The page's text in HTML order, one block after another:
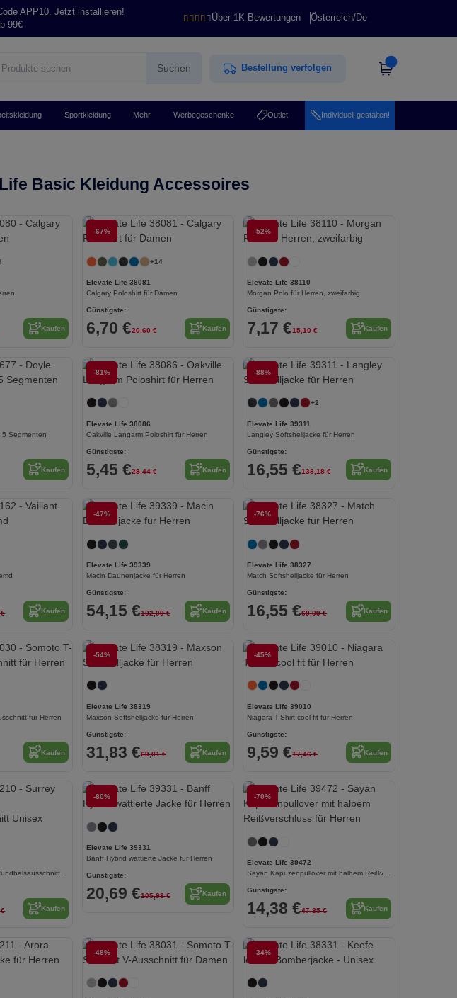
APP10. Jetzt installieren!
99€
Über 1K Bewertungen Österreich/De
Suchen Bestellung verfolgen
Sportkleidung Mehr Werbegeschenke Outlet Individuell gestalten!
Basic Kleidung Accessoires
konfigurieren!
Kaufen
-67% Jetzt konfigurieren!
+14
Elevate Life 38081
Calgary Poloshirt für Damen
Günstigste:
6,70 €20,60 € Kaufen
-52% Jetzt konfigurieren!
Elevate Life 38110
Morgan Polo für Herren, zweifarbig
Günstigste:
7,17 €15,10 € Kaufen
konfigurieren!
5 Segmenten
Kaufen
-81%
Elevate Life 38086
Oakville Langarm Poloshirt für Herren
Günstigste:
5,45 €28,44 € Kaufen
-88% Jetzt konfigurieren!
+2
Elevate Life 39311
Langley Softshelljacke für Herren
Günstigste:
16,55 €138,18 € Kaufen
Kaufen
-47%
Elevate Life 39339
Macin Daunenjacke für Herren
Günstigste:
54,15 €102,09 € Kaufen
-76%
Elevate Life 38327
Match Softshelljacke für Herren
Günstigste:
16,55 €69,09 € Kaufen
für Herren
Kaufen
-54%
Elevate Life 38319
Maxson Softshelljacke für Herren
Günstigste:
31,83 €69,01 € Kaufen
-45% Jetzt konfigurieren!
Elevate Life 39010
Niagara T-Shirt cool fit für Herren
Günstigste:
9,59 €17,46 € Kaufen
Kaufen
-80%
Elevate Life 39331
Banff Hybrid wattierte Jacke für Herren
Günstigste:
20,69 €105,93 € Kaufen
-70%
Elevate Life 39472
Günstigste:
14,38 €47,85 € Kaufen
-48% -34%